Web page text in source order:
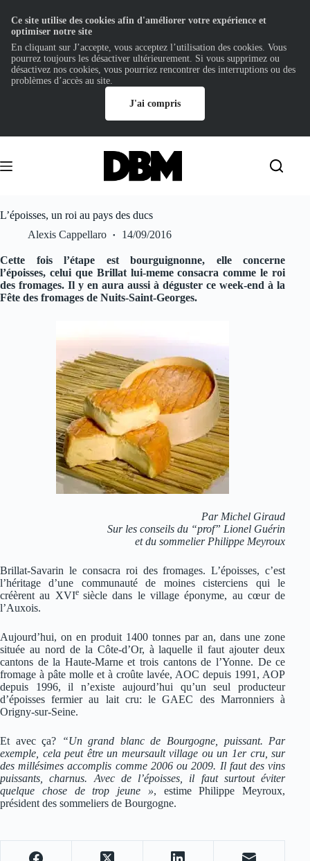
contenu
L’époisses, un roi au pays des ducs
Alexis Cappellaro
14/09/2016
Cette fois l’étape est bourguignonne, elle concerne
l’époisses, celui que Brillat lui-meme consacra comme le roi
des fromages. Il y en aura aussi à déguster ce week-end à la
Fête des fromages de Nuits-Saint-Georges.
Par Michel Giraud
Sur les conseils du “prof” Lionel Guérin
et du sommelier Philippe Meyroux
Brillat-Savarin le consacra roi des fromages. L’époisses, c’est
l’héritage d’une communauté de moines cisterciens qui le
créèrent au XVIe siècle dans le village éponyme, au cœur de
l’Auxois.
Aujourd’hui, on en produit 1400 tonnes par an, dans une zone
située au nord de la Côte-d’Or, à laquelle il faut ajouter deux
cantons de la Haute-Marne et trois cantons de l’Yonne. De ce
fromage à pâte molle et à croûte lavée, AOC depuis 1991, AOP
depuis 1996, il n’existe aujourd’hui qu’un seul producteur
d’époisses fermier au lait cru: le GAEC des Marronniers à
Origny-sur-Seine.
Et avec ça?
“Un grand blanc de Bourgogne, puissant. Par
exemple, cela peut être un meursault village ou un 1er cru, sur
des millésimes accomplis comme 2006 ou 2009. Il faut des vins
puissants, charnus. Avec de l’époisses, il faut surtout éviter
quelque chose de trop jeune », estime Philippe Meyroux,
président des sommeliers de Bourgogne.
Ce site utilise des cookies afin d'améliorer votre expérience et
optimiser notre site
En cliquant sur J’accepte, vous acceptez l’utilisation des cookies. Vous
pourrez toujours les désactiver ultérieurement. Si vous supprimez ou
désactivez nos cookies, vous pourriez rencontrer des interruptions ou des
problèmes d’accès au site.
J'ai compris